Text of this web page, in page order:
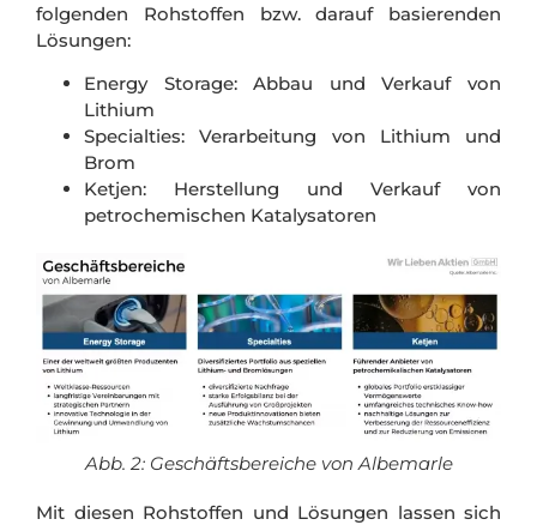
folgenden Rohstoffen bzw. darauf basierenden
Lösungen:
Energy Storage: Abbau und Verkauf von
Lithium
Specialties: Verarbeitung von Lithium und
Brom
Ketjen: Herstellung und Verkauf von
petrochemischen Katalysatoren
Abb. 2: Geschäftsbereiche von Albemarle
Mit diesen Rohstoffen und Lösungen lassen sich